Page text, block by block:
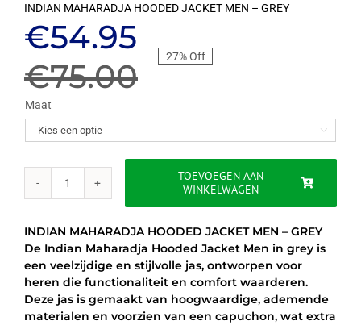
INDIAN MAHARADJA HOODED JACKET MEN – GREY
€75.00
Oorspronkelijke
prijs
was:
€75.00.
€54.95
Huidige
prijs
is:
€54.95.
27% Off
Maat

INDIAN
MAHARADJA
JACKET
MEN
–
GREY
aantal
TOEVOEGEN AAN
WINKELWAGEN
INDIAN MAHARADJA HOODED JACKET MEN – GREY
De Indian Maharadja Hooded Jacket Men in grey is
een veelzijdige en stijlvolle jas, ontworpen voor
heren die functionaliteit en comfort waarderen.
Deze jas is gemaakt van hoogwaardige, ademende
materialen en voorzien van een capuchon, wat extra